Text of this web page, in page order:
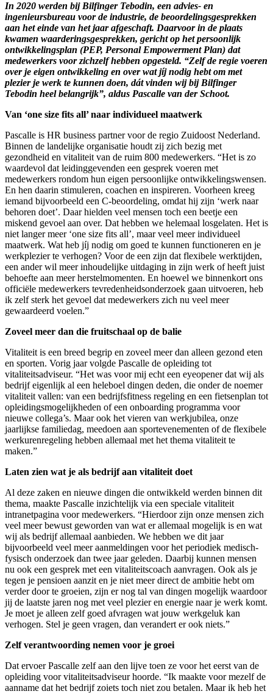
In 2020 werden bij Bilfinger Tebodin, een advies- en
ingenieursbureau voor de industrie, de beoordelingsgesprekken
aan het einde van het jaar afgeschaft. Daarvoor in de plaats
kwamen waarderingsgesprekken, gericht op het persoonlijk
ontwikkelingsplan (PEP, Personal Empowerment Plan) dat
medewerkers voor zichzelf hebben opgesteld. “Zelf de regie voeren
over je eigen ontwikkeling en over wat jíj nodig hebt om met
plezier je werk te kunnen doen, dát vinden wij bij Bilfinger
Tebodin heel belangrijk”, aldus Pascalle van der Schoot.
Van ‘one size fits all’ naar individueel maatwerk
Pascalle is HR business partner voor de regio Zuidoost Nederland.
Binnen de landelijke organisatie houdt zij zich bezig met
gezondheid en vitaliteit van de ruim 800 medewerkers. “Het is zo
waardevol dat leidinggevenden een gesprek voeren met
medewerkers rondom hun eigen persoonlijke ontwikkelingswensen.
En hen daarin stimuleren, coachen en inspireren. Voorheen kreeg
iemand bijvoorbeeld een C-beoordeling, omdat hij zijn ‘werk naar
behoren doet’. Daar hielden veel mensen toch een beetje een
miskend gevoel aan over. Dat hebben we helemaal losgelaten. Het is
niet langer meer ‘one size fits all’, maar veel meer individueel
maatwerk. Wat heb jíj nodig om goed te kunnen functioneren en je
werkplezier te verhogen? Voor de een zijn dat flexibele werktijden,
een ander wil meer inhoudelijke uitdaging in zijn werk of heeft juist
behoefte aan meer herstelmomenten. En hoewel we binnenkort ons
officiële medewerkers tevredenheidsonderzoek gaan uitvoeren, heb
ik zelf sterk het gevoel dat medewerkers zich nu veel meer
gewaardeerd voelen.”
Zoveel meer dan die fruitschaal op de balie
Vitaliteit is een breed begrip en zoveel meer dan alleen gezond eten
en sporten. Vorig jaar volgde Pascalle de opleiding tot
vitaliteitsadviseur. “Het was voor mij echt een eyeopener dat wij als
bedrijf eigenlijk al een heleboel dingen deden, die onder de noemer
vitaliteit vallen: van een bedrijfsfitness regeling en een fietsenplan tot
opleidingsmogelijkheden of een onboarding programma voor
nieuwe collega’s. Maar ook het vieren van werkjubilea, onze
jaarlijkse familiedag, meedoen aan sportevenementen of de flexibele
werkurenregeling hebben allemaal met het thema vitaliteit te
maken.”
Laten zien wat je als bedrijf aan vitaliteit doet
Al deze zaken en nieuwe dingen die ontwikkeld werden binnen dit
thema, maakte Pascalle inzichtelijk via een speciale vitaliteit
intranetpagina voor medewerkers. “Hierdoor zijn onze mensen zich
veel meer bewust geworden van wat er allemaal mogelijk is en wat
wij als bedrijf allemaal aanbieden. We hebben we dit jaar
bijvoorbeeld veel meer aanmeldingen voor het periodiek medisch-
fysisch onderzoek dan twee jaar geleden. Daarbij kunnen mensen
nu ook een gesprek met een vitaliteitscoach aanvragen. Ook als je
tegen je pensioen aanzit en je niet meer direct de ambitie hebt om
verder door te groeien, zijn er nog tal van dingen mogelijk waardoor
jij de laatste jaren nog met veel plezier en energie naar je werk komt.
Je moet je alleen zelf goed afvragen wat jouw werkgeluk kan
verhogen. Stel je geen vragen, dan verandert er ook niets.”
Zelf verantwoording nemen voor je groei
Dat ervoer Pascalle zelf aan den lijve toen ze voor het eerst van de
opleiding voor vitaliteitsadviseur hoorde. “Ik maakte voor mezelf de
aanname dat het bedrijf zoiets toch niet zou betalen. Maar ik heb het